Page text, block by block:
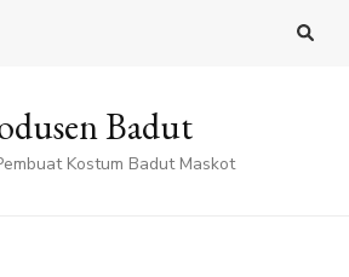
Badut
Kostum Badut Maskot